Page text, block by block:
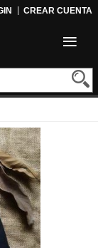
CREAR CUENTA